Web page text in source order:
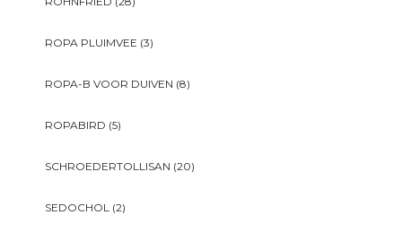
ROPA PLUIMVEE (3)
ROPA-B VOOR DUIVEN (8)
ROPABIRD (5)
SCHROEDERTOLLISAN (20)
SEDOCHOL (2)